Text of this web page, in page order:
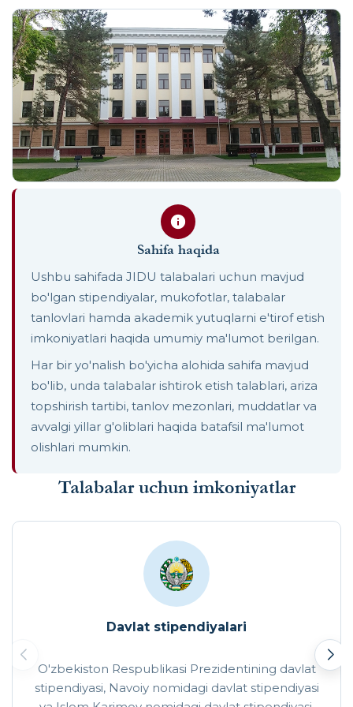
Sahifa haqida
Ushbu sahifada JIDU talabalari uchun mavjud
bo'lgan stipendiyalar, mukofotlar, talabalar
tanlovlari hamda akademik yutuqlarni e'tirof etish
imkoniyatlari haqida umumiy ma'lumot berilgan.
Har bir yo'nalish bo'yicha alohida sahifa mavjud
bo'lib, unda talabalar ishtirok etish talablari, ariza
topshirish tartibi, tanlov mezonlari, muddatlar va
avvalgi yillar g'oliblari haqida batafsil ma'lumot
olishlari mumkin.
Talabalar uchun imkoniyatlar
Davlat stipendiyalari
O'zbekiston Respublikasi Prezidentining davlat
stipendiyasi, Navoiy nomidagi davlat stipendiyasi